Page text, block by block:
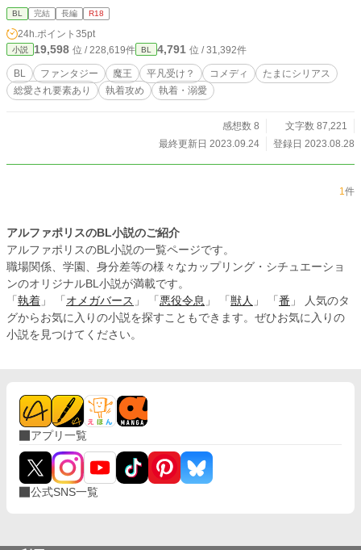
巻き込まれた一般人？】 反応いただけるととても喜びます！ 匿名希望の方はＸ
(元Twitter)のWaveboxやマシュマロからどうぞ(⁠^⁠^⁠)
BL 完結 長編 R18
24h.ポイント 35pt
小説 19,598 位 / 228,619件 BL 4,791 位 / 31,392件
BL ファンタジー 魔王 平凡受け？ コメディ
たまにシリアス
総愛され要素あり
執着攻め 執着・溺愛
感想数 8
文字数 87,221
最終更新日 2023.09.24
登録日 2023.08.28
1件
アルファポリスのBL小説のご紹介
アルファポリスのBL小説の一覧ページです。
職場関係、学園、身分差等の様々なカップリング・シチュエーショ
ンのオリジナルBL小説が満載です。
「 執着 」 「 オメガバース 」 「 悪役令息 」 「 獣人 」 「 番 」 人気のタ
グからお気に入りの小説を探すこともできます。ぜひお気に入りの
小説を見つけてください。
アプリ一覧
公式SNS一覧